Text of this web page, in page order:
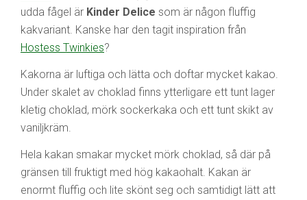
udda fågel är Kinder Delice som är någon fluffig
kakvariant. Kanske har den tagit inspiration från
Hostess Twinkies?
Kakorna är luftiga och lätta och doftar mycket kakao.
Under skalet av choklad finns ytterligare ett tunt lager
kletig choklad, mörk sockerkaka och ett tunt skikt av
vaniljkräm.
Hela kakan smakar mycket mörk choklad, så där på
gränsen till fruktigt med hög kakaohalt. Kakan är
enormt fluffig och lite skönt seg och samtidigt lätt att